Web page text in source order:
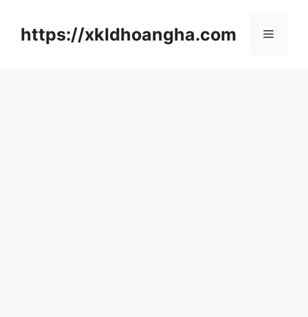
https://xkldhoangha.com 메